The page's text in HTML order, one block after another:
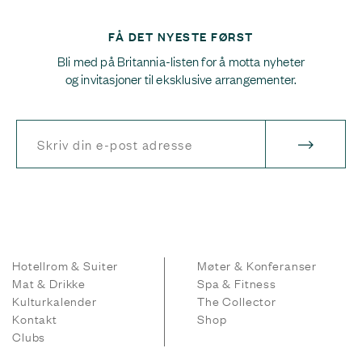
FÅ DET NYESTE FØRST
Bli med på Britannia-listen for å motta nyheter
og invitasjoner til eksklusive arrangementer.
Hotellrom & Suiter
Møter & Konferanser
Mat & Drikke
Spa & Fitness
Kulturkalender
The Collector
Kontakt
Shop
Clubs